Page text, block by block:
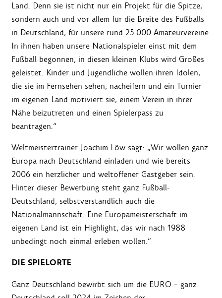
Land. Denn sie ist nicht nur ein Projekt für die Spitze,
sondern auch und vor allem für die Breite des Fußballs
in Deutschland, für unsere rund 25.000 Amateurvereine.
In ihnen haben unsere Nationalspieler einst mit dem
Fußball begonnen, in diesen kleinen Klubs wird Großes
geleistet. Kinder und Jugendliche wollen ihren Idolen,
die sie im Fernsehen sehen, nacheifern und ein Turnier
im eigenen Land motiviert sie, einem Verein in ihrer
Nähe beizutreten und einen Spielerpass zu
beantragen.“
Weltmeistertrainer Joachim Löw sagt: „Wir wollen ganz
Europa nach Deutschland einladen und wie bereits
2006 ein herzlicher und weltoffener Gastgeber sein.
Hinter dieser Bewerbung steht ganz Fußball-
Deutschland, selbstverständlich auch die
Nationalmannschaft. Eine Europameisterschaft im
eigenen Land ist ein Highlight, das wir nach 1988
unbedingt noch einmal erleben wollen.“
DIE SPIELORTE
Ganz Deutschland bewirbt sich um die EURO – ganz